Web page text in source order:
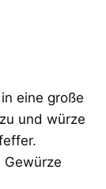
eine große
und würze
Gewürze